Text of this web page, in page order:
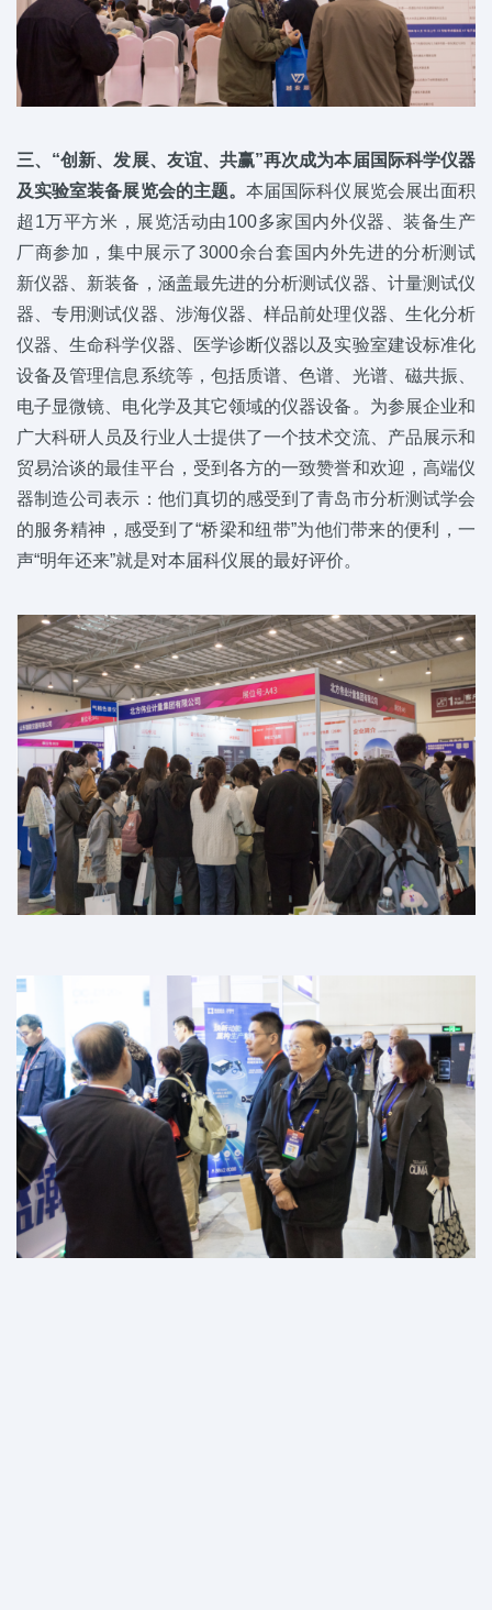
三、“创新、发展、友谊、共赢”再次成为本届国际科学仪器
及实验室装备展览会的主题。本届国际科仪展览会展出面积
超1万平方米，展览活动由100多家国内外仪器、装备生产
厂商参加，集中展示了3000余台套国内外先进的分析测试
新仪器、新装备，涵盖最先进的分析测试仪器、计量测试仪
器、专用测试仪器、涉海仪器、样品前处理仪器、生化分析
仪器、生命科学仪器、医学诊断仪器以及实验室建设标准化
设备及管理信息系统等，包括质谱、色谱、光谱、磁共振、
电子显微镜、电化学及其它领域的仪器设备。为参展企业和
广大科研人员及行业人士提供了一个技术交流、产品展示和
贸易洽谈的最佳平台，受到各方的一致赞誉和欢迎，高端仪
器制造公司表示：他们真切的感受到了青岛市分析测试学会
的服务精神，感受到了“桥梁和纽带”为他们带来的便利，一
声“明年还来”就是对本届科仪展的最好评价。